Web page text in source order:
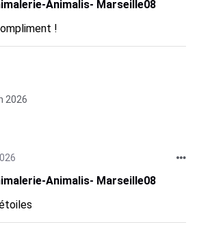
Animalis- Marseille08
!
2026
Animalis- Marseille08